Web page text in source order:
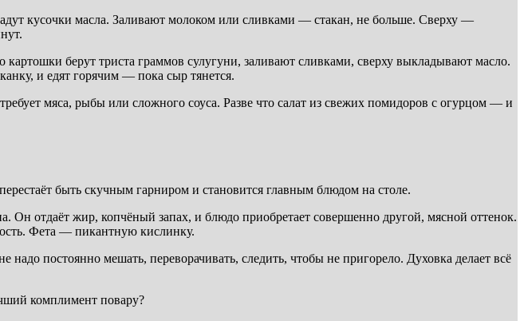
кусочки масла. Заливают молоком или сливками — стакан, не больше. Сверху —
берут триста граммов сулугуни, заливают сливками, сверху выкладывают масло.
и едят горячим — пока сыр тянется.
мяса, рыбы или сложного соуса. Разве что салат из свежих помидоров с огурцом — и
быть скучным гарниром и становится главным блюдом на столе.
Он отдаёт жир, копчёный запах, и блюдо приобретает совершенно другой, мясной оттенок.
Фета — пикантную кислинку.
постоянно мешать, переворачивать, следить, чтобы не пригорело. Духовка делает всё
комплимент повару?